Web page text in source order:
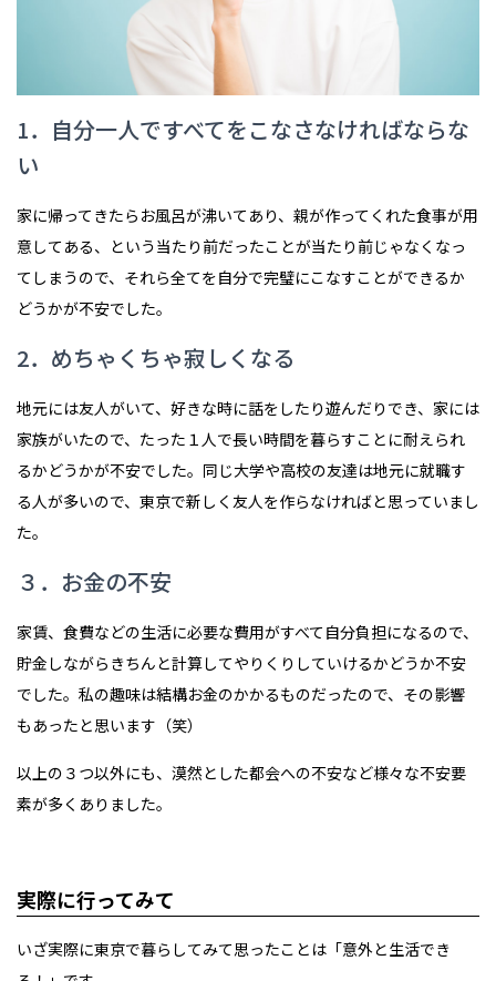
1．自分一人ですべてをこなさなければならな
い
家に帰ってきたらお風呂が沸いてあり、親が作ってくれた食事が用
意してある、という当たり前だったことが当たり前じゃなくなっ
てしまうので、それら全てを自分で完璧にこなすことができるか
どうかが不安でした。
2．めちゃくちゃ寂しくなる
地元には友人がいて、好きな時に話をしたり遊んだりでき、家には
家族がいたので、たった１人で長い時間を暮らすことに耐えられ
るかどうかが不安でした。同じ大学や高校の友達は地元に就職す
る人が多いので、東京で新しく友人を作らなければと思っていまし
た。
３．お金の不安
家賃、食費などの生活に必要な費用がすべて自分負担になるので、
貯金しながらきちんと計算してやりくりしていけるかどうか不安
でした。私の趣味は結構お金のかかるものだったので、その影響
もあったと思います（笑）
以上の３つ以外にも、漠然とした都会への不安など様々な不安要
素が多くありました。
実際に行ってみて
いざ実際に東京で暮らしてみて思ったことは「意外と生活でき